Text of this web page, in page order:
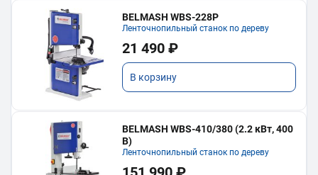
BELMASH WBS-228P
Ленточнопильный станок по дереву
21 490 ₽
В корзину
BELMASH WBS-410/380 (2.2 кВт, 400
В)
Ленточнопильный станок по дереву